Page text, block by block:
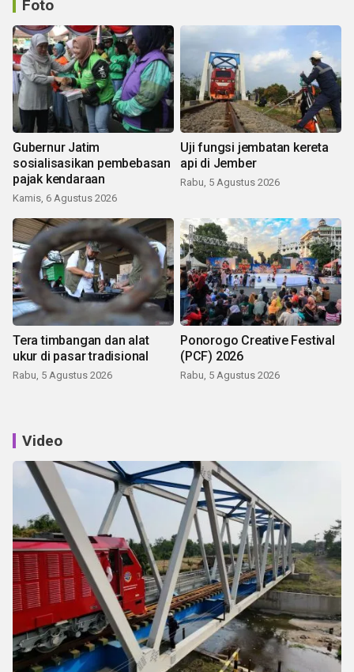
Foto
Gubernur Jatim
sosialisasikan pembebasan
pajak kendaraan
Kamis, 6 Agustus 2026
Uji fungsi jembatan kereta
api di Jember
Rabu, 5 Agustus 2026
Tera timbangan dan alat
ukur di pasar tradisional
Rabu, 5 Agustus 2026
Ponorogo Creative Festival
(PCF) 2026
Rabu, 5 Agustus 2026
Video